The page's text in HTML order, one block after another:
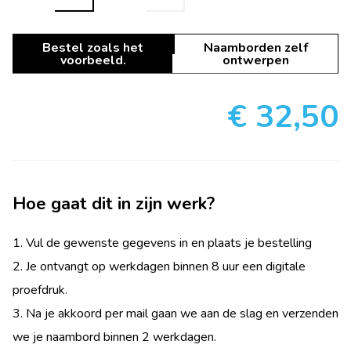
Bestel zoals het
voorbeeld.
Naamborden zelf
ontwerpen
€ 32,50
Hoe gaat dit in zijn werk?
1. Vul de gewenste gegevens in en plaats je bestelling
2. Je ontvangt op werkdagen binnen 8 uur een digitale
proefdruk.
3. Na je akkoord per mail gaan we aan de slag en verzenden
we je naambord binnen 2 werkdagen.